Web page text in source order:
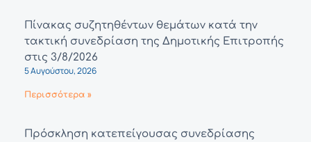
Πίνακας συζητηθέντων θεμάτων κατά την
τακτική συνεδρίαση της Δημοτικής Επιτροπής
στις 3/8/2026
5 Αυγούστου, 2026
Περισσότερα »
Πρόσκληση κατεπείγουσας συνεδρίασης